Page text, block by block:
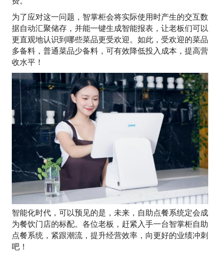
为了应对这一问题，智掌柜会将实际使用时产生的交互数
据自动汇聚储存，并能一键生成智能报表，让老板们可以
更直观地认识到哪些菜品更受欢迎。如此，受欢迎的菜品
多备料，普通菜品少备料，可有效降低投入成本，提高营
收水平！
智能化时代，可以预见的是，未来，自助点餐系统定会成
为餐饮门店的标配。各位老板，赶紧入手一台智掌柜自助
点餐系统，紧跟潮流，提升经营效率，向更好的业绩冲刺
吧！